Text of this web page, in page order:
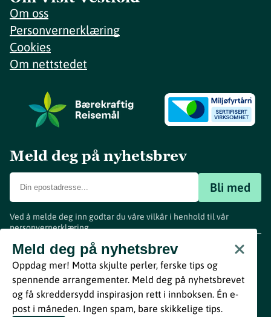
Om oss
Personvernerklæring
Cookies
Om nettstedet
Meld deg på nyhetsbrev
Bli med
Ved å melde deg inn godtar du våre vilkår i henhold til vår
personvernerklæring.
Meld deg på nyhetsbrev
Oppdag mer! Motta skjulte perler, ferske tips og
spennende arrangementer. Meld deg på nyhetsbrevet
og få skreddersydd inspirasjon rett i innboksen. Én e-
post i måneden. Ingen spam, bare skikkelige tips.
www.visitvestfold.com
Turistinformasjon
Vestfold Fylkeskommune
ByBreakfast